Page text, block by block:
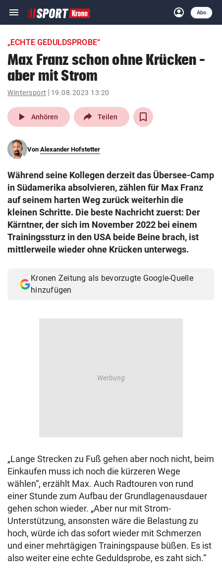
menu Navigation
ein-/ausklappen
account_circle
Anmelden
Abo
close Schließen
account_circle Anmelden
pin_drop
Wien arrow_right
search
eingeben
© Krone Multimedia GmbH & Co KG 2026
Muthgasse 2, 1190 Wien
„ECHTE GEDULDSPROBE“
Max Franz schon ohne Krücken –
aber mit Strom
Wintersport 19.08.2023 13:20
play_arrow Anhören Teilen
Von Alexander Hofstetter
Während seine Kollegen derzeit das Übersee-Camp
in Südamerika absolvieren, zählen für Max Franz
auf seinem harten Weg zurück weiterhin die
kleinen Schritte. Die beste Nachricht zuerst: Der
Kärntner, der sich im November 2022 bei einem
Trainingssturz in den USA beide Beine brach, ist
mittlerweile wieder ohne Krücken unterwegs.
Kronen Zeitung als bevorzugte Google-Quelle
hinzufügen
„Lange Strecken zu Fuß gehen aber noch nicht, beim
Einkaufen muss ich noch die kürzeren Wege
wählen“, erzählt Max. Auch Radtouren von rund
einer Stunde zum Aufbau der Grundlagenausdauer
gehen schon wieder. „Aber nur mit Strom-
Unterstützung, ansonsten wäre die Belastung zu
hoch, würde ich das sofort wieder mit Schmerzen
und einer mehrtägigen Trainingspause büßen. Es ist
also weiter eine echte Geduldsprobe, es zaht sich.“